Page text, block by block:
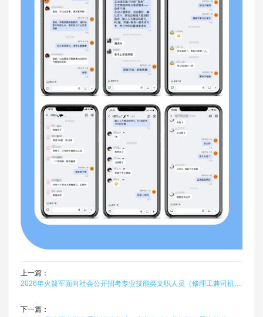
上一篇：
2026年火箭军面向社会公开招考专业技能类文职人员（修理工兼司机）题库软件题引力
下一篇：